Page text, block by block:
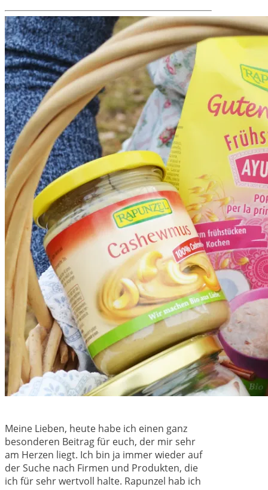
Meine Lieben, heute habe ich einen ganz
besonderen Beitrag für euch, der mir sehr
am Herzen liegt. Ich bin ja immer wieder auf
der Suche nach Firmen und Produkten, die
ich für sehr wertvoll halte. Rapunzel hab ich